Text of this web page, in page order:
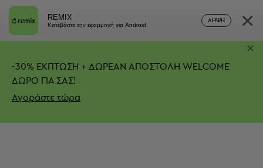
REMIX
Κατεβάστε την εφαρμογή για Android
ΛΉΨΗ ×
-30% ΕΚΠΤΩΣΗ + ΔΩΡΕΑΝ ΑΠΟΣΤΟΛΗ WELCOME
ΔΩΡΟ ΓΙΑ ΣΑΣ!
Αγοράστε τώρα
×